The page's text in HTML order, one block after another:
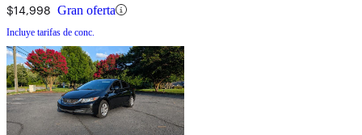
$14,998 Gran oferta
Incluye tarifas de conc.